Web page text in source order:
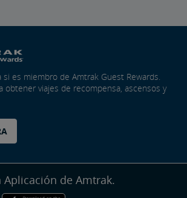
si es miembro de Amtrak Guest Rewards.
obtener viajes de recompensa, ascensos y
Aplicación de Amtrak.